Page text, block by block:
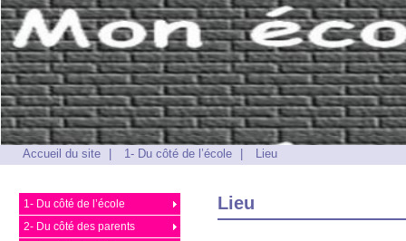
Accueil du site 1- Du côté de l’école Lieu
Lieu
1- Du côté de l’école
2- Du côté des parents